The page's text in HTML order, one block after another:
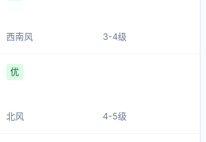
西南风 3-4级
优
北风 4-5级